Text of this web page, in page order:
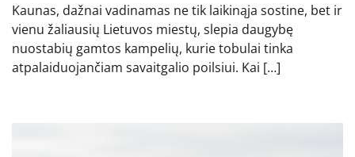
Kaunas, dažnai vadinamas ne tik laikinąja sostine, bet ir
vienu žaliausių Lietuvos miestų, slepia daugybę
nuostabių gamtos kampelių, kurie tobulai tinka
atpalaiduojančiam savaitgalio poilsiui. Kai […]